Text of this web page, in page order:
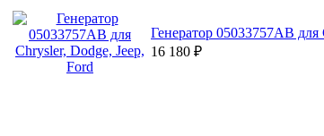
Генератор 05033757AB для
16 180 ₽